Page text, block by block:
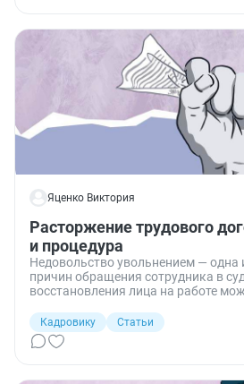
Яценко Виктория
Расторжение трудового
и процедура
Недовольство увольнением — одна
причин обращения сотрудника в
восстановления лица на работе
трудового договора. Рассказываю
расторжения и процедуру, чтобы
возможных ошибок.
Кадровику
Статьи